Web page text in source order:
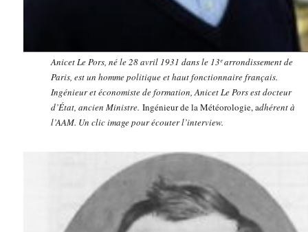
Anicet Le Pors, né le 28 avril 1931 dans le 13ᵉ arrondissement de
Paris, est un homme politique et haut fonctionnaire français.
Ingénieur et économiste de formation, Anicet Le Pors est docteur
d’État, ancien Ministre. Ingénieur de la Météorologie, adhérent à
l’AAM. Un clic image pour écouter l’interview.